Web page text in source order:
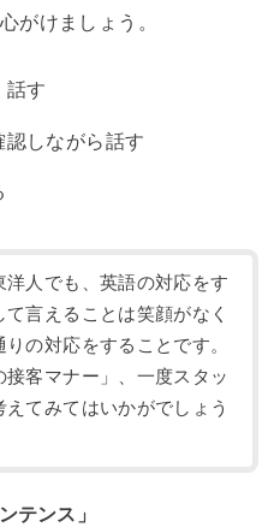
がけましょう。
話す
しながら話す
洋人でも、英語の対応をす
て言えることは笑顔がなく
の対応をすることです。
接客マナー」、一度スタッ
えてみてはいかがでしょう
テンス」